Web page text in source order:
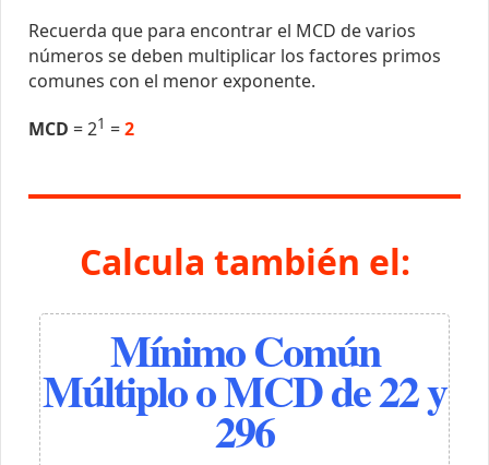
Recuerda que para encontrar el MCD de varios
números se deben multiplicar los factores primos
comunes con el menor exponente.
MCD = 21 =2
Calcula también el:
Mínimo Común
Múltiplo o MCD de 22 y
296